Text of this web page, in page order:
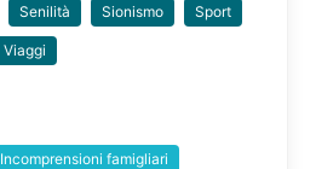
Senilità Sionismo Sport
Viaggi
Incomprensioni famigliari